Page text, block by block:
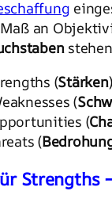
an
(Stärken)
(
(
(
Strengths